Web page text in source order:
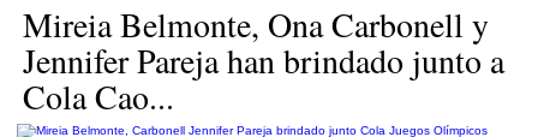
Mireia Belmonte, Ona Carbonell y
Jennifer Pareja han brindado junto a
Cola Cao...